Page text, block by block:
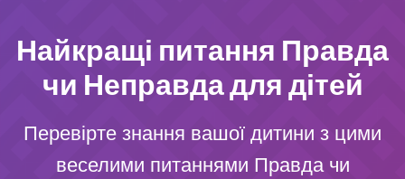
Найкращі питання Правда
чи Неправда для дітей
Перевірте знання вашої дитини з цими
веселими питаннями Правда чи